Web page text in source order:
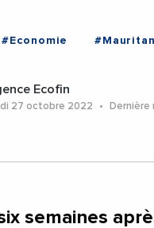
#Economie
Ecofin
27 octobre 2022 Dernière
semaines